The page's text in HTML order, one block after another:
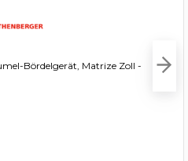
Bördelgerät, Matrize Zoll -